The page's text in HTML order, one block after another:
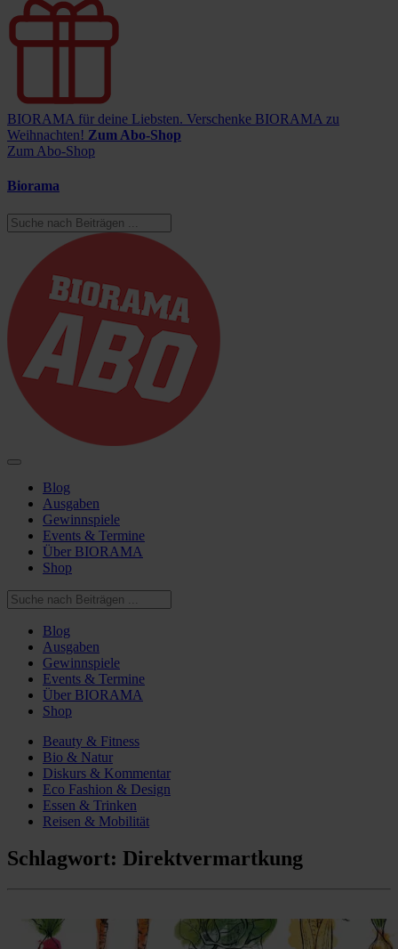
BIORAMA für deine Liebsten. Verschenke BIORAMA zu
Weihnachten! Zum Abo-Shop
Zum Abo-Shop
Biorama
Blog
Ausgaben
Gewinnspiele
Events & Termine
Über BIORAMA
Shop
Blog
Ausgaben
Gewinnspiele
Events & Termine
Über BIORAMA
Shop
Beauty & Fitness
Bio & Natur
Diskurs & Kommentar
Eco Fashion & Design
Essen & Trinken
Reisen & Mobilität
Schlagwort: Direktvermartkung